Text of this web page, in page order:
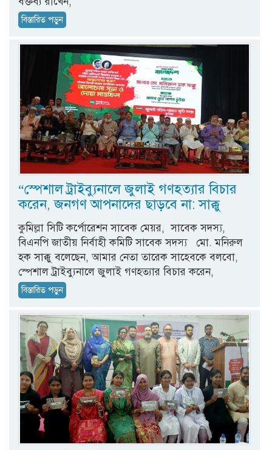
বিস্তারিত পড়ুন
“স্পেশাল ট্রাইব্যুনালে জুলাই গণহত্যার বিচার
করেন, জনগণ আপনাদের ছাড়বে না: সাক্কু
কুমিল্লা সিটি কর্পোরেশন সাবেক মেয়র, সাবেক সদস্য,
বিএনপি জাতীয় নির্বাহী কমিটি সাবেক সদস্য মো. মনিরুল
হক সাক্কু বলেছেন, আমার নেতা তারেক সাহেবকে বলবো,
স্পেশাল ট্রাইব্যুনালে জুলাই গণহত্যার বিচার করেন,
বিস্তারিত পড়ুন